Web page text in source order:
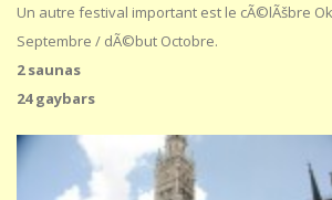
Un autre festival important est le cÃ©lÃšbre
Septembre / dÃ©but Octobre.
2 saunas
24 gaybars